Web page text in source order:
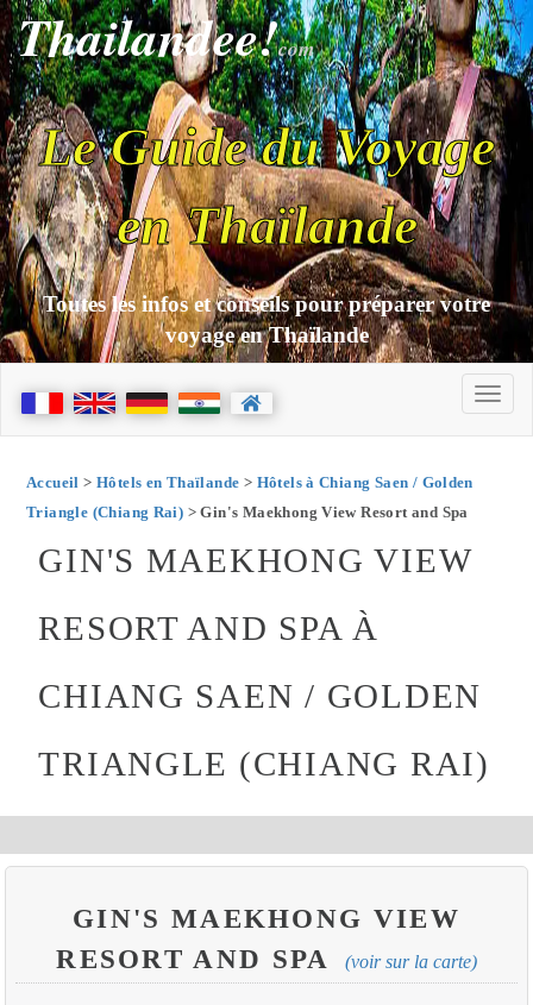
Thailandee!com
Le Guide du Voyage
en Thaïlande
Toutes les infos et conseils pour préparer votre
voyage en Thaïlande
Accueil > Hôtels en Thaïlande > Hôtels à Chiang Saen / Golden
Triangle (Chiang Rai) > Gin's Maekhong View Resort and Spa
GIN'S MAEKHONG VIEW
RESORT AND SPA À
CHIANG SAEN / GOLDEN
TRIANGLE (CHIANG RAI)
GIN'S MAEKHONG VIEW
RESORT AND SPA
(voir sur la carte)